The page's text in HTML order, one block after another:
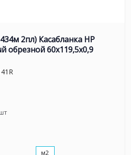
2пл) Касабланка HP
обрезной 60x119,5x0,9
м2